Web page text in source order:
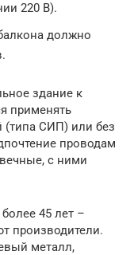
220 В).
должно
здание к
применять
СИП) или без
проводам
с ними
45 лет –
производители.
металл,